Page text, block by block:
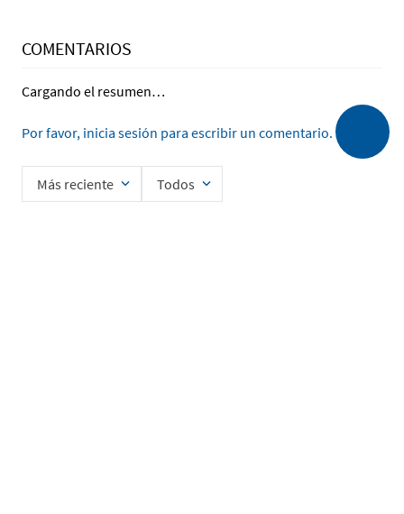
COMENTARIOS
Cargando el resumen…
Por favor, inicia sesión para escribir un comentario.
Más reciente Todos